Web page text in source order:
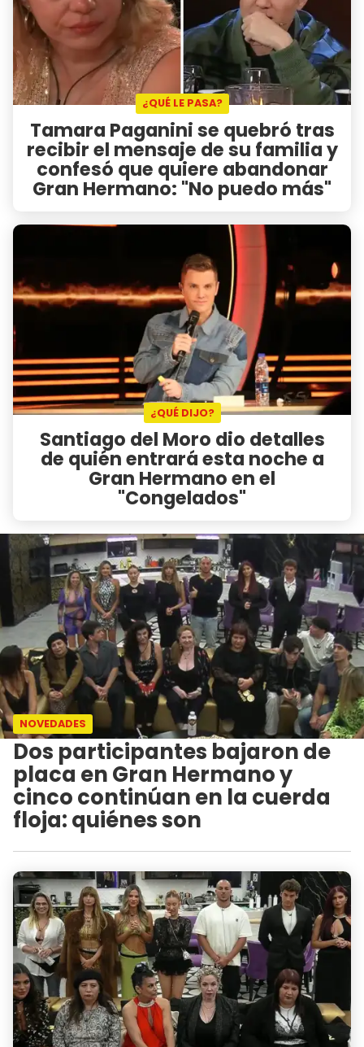
¿QUÉ LE PASA?
Tamara Paganini se quebró tras
recibir el mensaje de su familia y
confesó que quiere abandonar
Gran Hermano: "No puedo más"
¿QUÉ DIJO?
Santiago del Moro dio detalles
de quién entrará esta noche a
Gran Hermano en el
"Congelados"
NOVEDADES
Dos participantes bajaron de
placa en Gran Hermano y
cinco continúan en la cuerda
floja: quiénes son